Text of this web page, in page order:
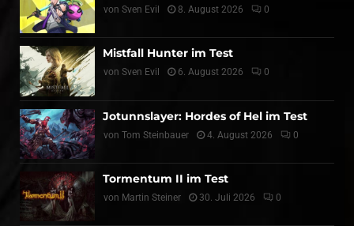
von Sven Evil 8. August 2026 0
Mistfall Hunter im Test
von Sven Evil 6. August 2026 0
Jotunnslayer: Hordes of Hel im Test
von Tom Steinbauer 4. August 2026 0
Tormentum II im Test
von Martin Steiner 30. Juli 2026 0